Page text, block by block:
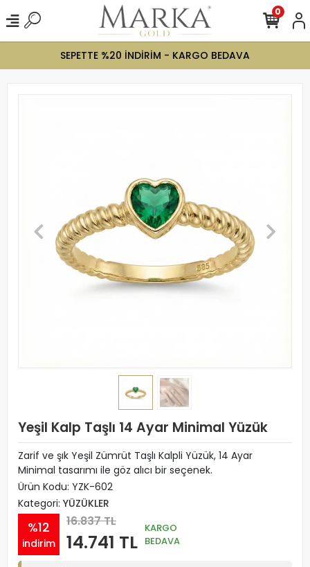
SEPETTE %20 İNDİRİM - KARGO BEDAVA
0
Yeşil Kalp Taşlı 14 Ayar Minimal Yüzük
Zarif ve şık Yeşil Zümrüt Taşlı Kalpli Yüzük, 14 Ayar
Minimal tasarımı ile göz alıcı bir seçenek.
Ürün Kodu: YZK-602
Kategori: YÜZÜKLER
%12
indirim
16.837 TL
14.741 TL
KARGO
BEDAVA